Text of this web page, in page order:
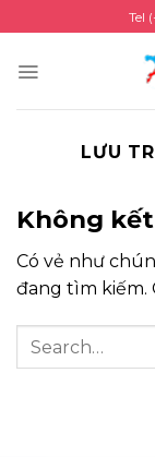
đến
nội
Tel
LƯU
Không
Có vẻ như
đang tìm kiếm.